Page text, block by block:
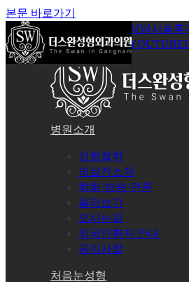
본문 바로가기
온라인상담시술후
로그인회원가입YOUTUBE
병원소개
성형철학
의료진소개
학회·방송·언론
둘러보기
오시는길
외국인환자 안내
공지사항
처음눈성형